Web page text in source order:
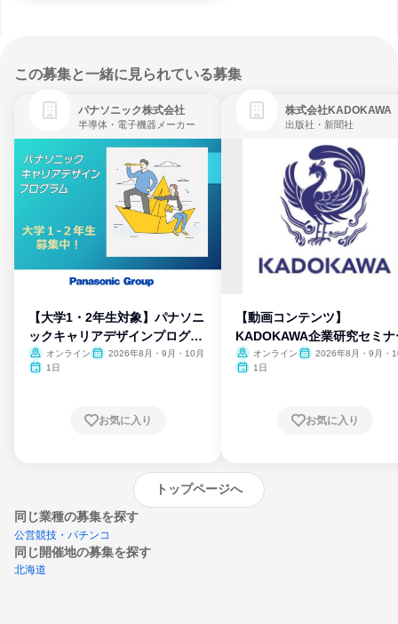
この募集と一緒に見られている募集
パナソニック株式会社
半導体・電子機器メーカー
【大学1・2年生対象】パナソニ
ックキャリアデザインプログラ
ム
オンライン
2026年8月・9月・10月
1日
お気に入り
株式会社KADOKAWA
出版社・新聞社
【動画コンテンツ】
KADOKAWA企業研究セミナ
オンライン
2026年8月・9月・
1日
お気に入り
トップページへ
同じ業種の募集を探す
公営競技・パチンコ
同じ開催地の募集を探す
北海道